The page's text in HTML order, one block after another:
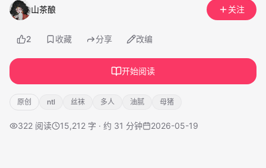
山茶酿 关注
2 收藏 分享 改编
开始阅读
原创 ntl 丝袜 多人 油腻 母猪
322 阅读 15,212 字 · 约 31 分钟 2026-05-19